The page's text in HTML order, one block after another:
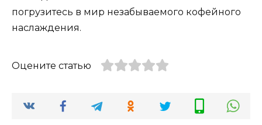
погрузитесь в мир незабываемого кофейного
наслаждения.
Оцените статью